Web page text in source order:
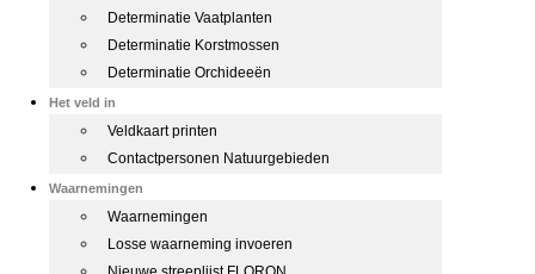
Determinatie Vaatplanten
Determinatie Korstmossen
Determinatie Orchideeën
Het veld in
Veldkaart printen
Contactpersonen Natuurgebieden
Waarnemingen
Waarnemingen
Losse waarneming invoeren